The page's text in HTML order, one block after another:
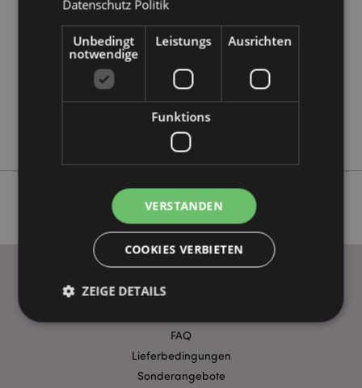
5055071740954
24
0.415000
FAQ
Lieferbedingungen
Sonderangebote
Datenschutz Politik
Unbedingt
notwendige
Leistungs Ausrichten
Funktions
VERSTANDEN
COOKIES VERBIETEN
ZEIGE DETAILS
Unbedingt notwendige
Leistungs
Ausrichten
Funktions